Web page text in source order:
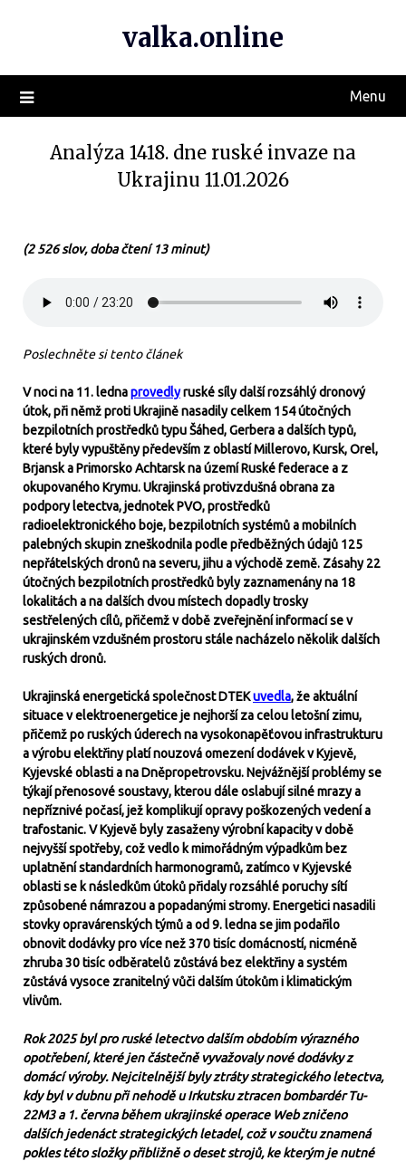
valka.online
Menu
Analýza 1418. dne ruské invaze na
Ukrajinu 11.01.2026
(2 526 slov, doba čtení 13 minut)
Poslechněte si tento článek
V noci na 11. lednaprovedlyruské síly další rozsáhlý dronový
útok, při němž proti Ukrajině nasadily celkem 154 útočných
bezpilotních prostředků typu Šáhed, Gerbera a dalších typů,
které byly vypuštěny především z oblastí Millerovo, Kursk, Orel,
Brjansk a Primorsko Achtarsk na území Ruské federace a z
okupovaného Krymu. Ukrajinská protivzdušná obrana za
podpory letectva, jednotek PVO, prostředků
radioelektronického boje, bezpilotních systémů a mobilních
palebných skupin zneškodnila podle předběžných údajů 125
nepřátelských dronů na severu, jihu a východě země. Zásahy 22
útočných bezpilotních prostředků byly zaznamenány na 18
lokalitách a na dalších dvou místech dopadly trosky
sestřelených cílů, přičemž v době zveřejnění informací se v
ukrajinském vzdušném prostoru stále nacházelo několik dalších
ruských dronů.
Ukrajinská energetická společnost DTEKuvedla, že aktuální
situace v elektroenergetice je nejhorší za celou letošní zimu,
přičemž po ruských úderech na vysokonapěťovou infrastrukturu
a výrobu elektřiny platí nouzová omezení dodávek v Kyjevě,
Kyjevské oblasti a na Dněpropetrovsku. Nejvážnější problémy se
týkají přenosové soustavy, kterou dále oslabují silné mrazy a
nepříznivé počasí, jež komplikují opravy poškozených vedení a
trafostanic. V Kyjevě byly zasaženy výrobní kapacity v době
nejvyšší spotřeby, což vedlo k mimořádným výpadkům bez
uplatnění standardních harmonogramů, zatímco v Kyjevské
oblasti se k následkům útoků přidaly rozsáhlé poruchy sítí
způsobené námrazou a popadanými stromy. Energetici nasadili
stovky opravárenských týmů a od 9. ledna se jim podařilo
obnovit dodávky pro více než 370 tisíc domácností, nicméně
zhruba 30 tisíc odběratelů zůstává bez elektřiny a systém
zůstává vysoce zranitelný vůči dalším útokům i klimatickým
vlivům.
Rok 2025 byl pro ruské letectvo dalším obdobím výrazného
opotřebení, které jen částečně vyvažovaly nové dodávky z
domácí výroby. Nejcitelnější byly ztráty strategického letectva,
kdy byl v dubnu při nehodě u Irkutsku ztracen bombardér Tu-
22M3 a 1. června během ukrajinské operace Web zničeno
dalších jedenáct strategických letadel, což v součtu znamená
pokles této složky přibližně o deset strojů, ke kterým je nutné